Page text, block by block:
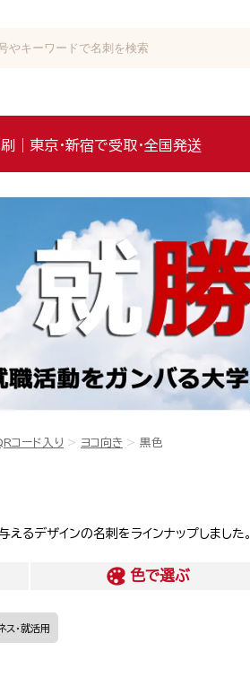
｜東京・新宿で受取・全国発送
コード入り ヨコ向き 黒色
るデザインの名刺をラインナップしました。
色で選ぶ
ス・就活用